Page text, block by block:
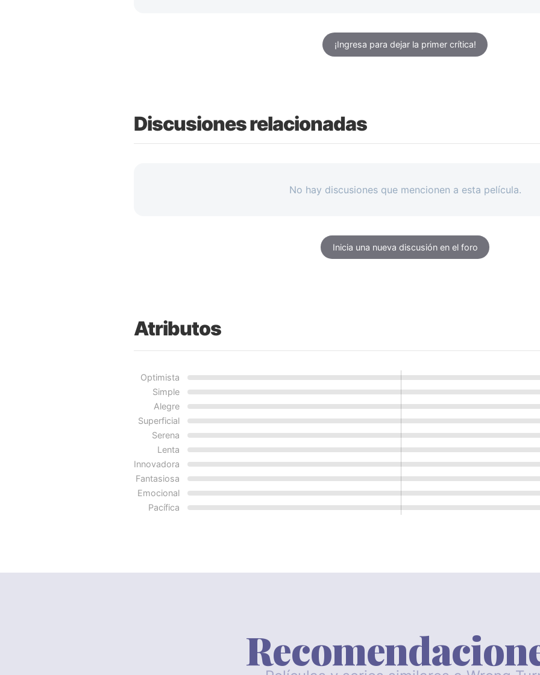
¡Ingresa para dejar la primer crítica!
Discusiones relacionadas
No hay discusiones que mencionen a esta película.
Inicia una nueva discusión en el foro
Atributos
Optimista
Simple
Alegre
Superficial
Serena
Lenta
Innovadora
Fantasiosa
Emocional
Pacífica